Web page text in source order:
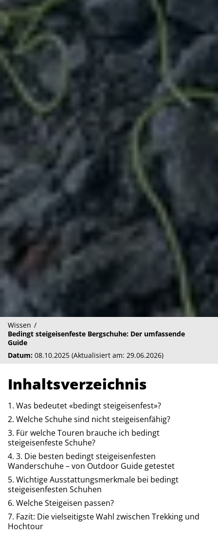
Wissen
Bedingt steigeisenfeste Bergschuhe: Der umfassende
Guide
Datum: 08.10.2025 (Aktualisiert am: 29.06.2026)
Inhaltsverzeichnis
Was bedeutet «bedingt steigeisenfest»?
Welche Schuhe sind nicht steigeisenfähig?
Für welche Touren brauche ich bedingt
steigeisenfeste Schuhe?
3. Die besten bedingt steigeisenfesten
Wanderschuhe – von Outdoor Guide getestet
Wichtige Ausstattungsmerkmale bei bedingt
steigeisenfesten Schuhen
Welche Steigeisen passen?
Fazit: Die vielseitigste Wahl zwischen Trekking und
Hochtour